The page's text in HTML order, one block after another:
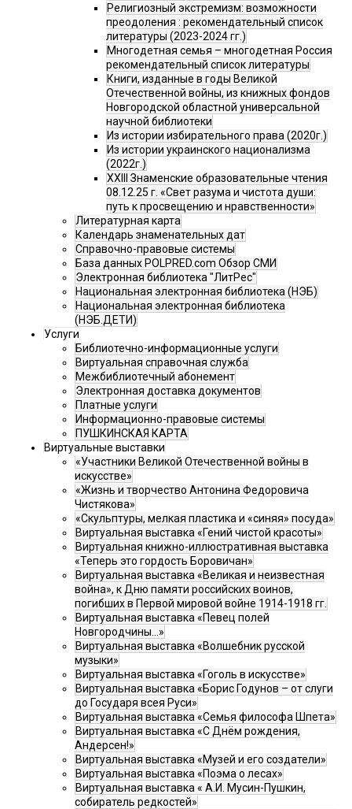
Религиозный экстремизм: возможности
преодоления : рекомендательный список
литературы (2023-2024 гг.)
Многодетная семья – многодетная Россия
рекомендательный список литературы
Книги, изданные в годы Великой
Отечественной войны, из книжных фондов
Новгородской областной универсальной
научной библиотеки
Из истории избирательного права (2020г.)
Из истории украинского национализма
(2022г.)
XXIII Знаменские образовательные чтения
08.12.25 г. «Свет разума и чистота души:
путь к просвещению и нравственности»
Литературная карта
Календарь знаменательных дат
Справочно-правовые системы
База данных POLPRED.com Обзор СМИ
Электронная библиотека "ЛитРес"
Национальная электронная библиотека (НЭБ)
Национальная электронная библиотека
(НЭБ.ДЕТИ)
Услуги
Библиотечно-информационные услуги
Виртуальная справочная служба
Межбиблиотечный абонемент
Электронная доставка документов
Платные услуги
Информационно-правовые системы
ПУШКИНСКАЯ КАРТА
Виртуальные выставки
«Участники Великой Отечественной войны в
искусстве»
«Жизнь и творчество Антонина Федоровича
Чистякова»
«Скульптуры, мелкая пластика и «синяя» посуда»
Виртуальная выставка «Гений чистой красоты»
Виртуальная книжно-иллюстративная выставка
«Теперь это гордость Боровичан»
Виртуальная выставка «Великая и неизвестная
война», к Дню памяти российских воинов,
погибших в Первой мировой войне 1914-1918 гг.
Виртуальная выставка «Певец полей
Новгородчины…»
Виртуальная выставка «Волшебник русской
музыки»
Виртуальная выставка «Гоголь в искусстве»
Виртуальная выставка «Борис Годунов – от слуги
до Государя всея Руси»
Виртуальная выставка «Семья философа Шпета»
Виртуальная выставка «С Днём рождения,
Андерсен!»
Виртуальная выставка «Музей и его создатели»
Виртуальная выставка «Поэма о лесах»
Виртуальная выставка « А.И. Мусин-Пушкин,
собиратель редкостей»